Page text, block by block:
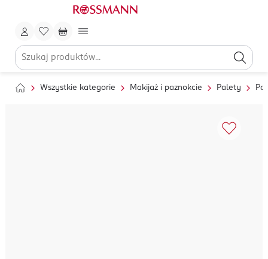
Wszystkie kategorie Makijaż i paznokcie Palety